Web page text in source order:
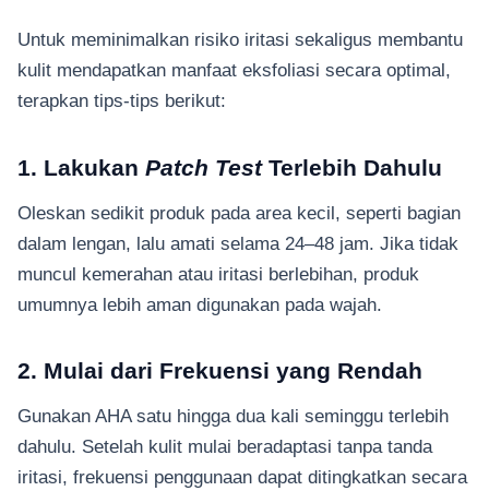
Untuk meminimalkan risiko iritasi sekaligus membantu
kulit mendapatkan manfaat eksfoliasi secara optimal,
terapkan tips-tips berikut:
1. Lakukan Patch Test Terlebih Dahulu
Oleskan sedikit produk pada area kecil, seperti bagian
dalam lengan, lalu amati selama 24–48 jam. Jika tidak
muncul kemerahan atau iritasi berlebihan, produk
umumnya lebih aman digunakan pada wajah.
2. Mulai dari Frekuensi yang Rendah
Gunakan AHA satu hingga dua kali seminggu terlebih
dahulu. Setelah kulit mulai beradaptasi tanpa tanda
iritasi, frekuensi penggunaan dapat ditingkatkan secara